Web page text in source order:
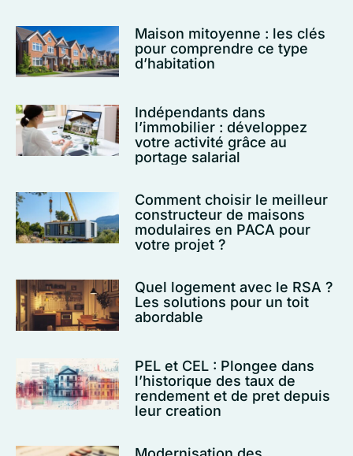
Maison mitoyenne : les clés
pour comprendre ce type
d’habitation
Indépendants dans
l’immobilier : développez
votre activité grâce au
portage salarial
Comment choisir le meilleur
constructeur de maisons
modulaires en PACA pour
votre projet ?
Quel logement avec le RSA ?
Les solutions pour un toit
abordable
PEL et CEL : Plongee dans
l’historique des taux de
rendement et de pret depuis
leur creation